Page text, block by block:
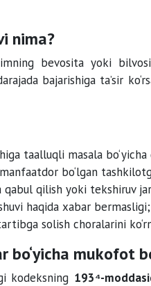
nima?
bevosita yoki
bajarishiga ta’sir
taalluqli masala
bo‘lgan
qilish yoki tekshiruv
haqida xabar bermasligi;
solish choralarini
bo‘yicha mukofot
kodeksning 193⁴-